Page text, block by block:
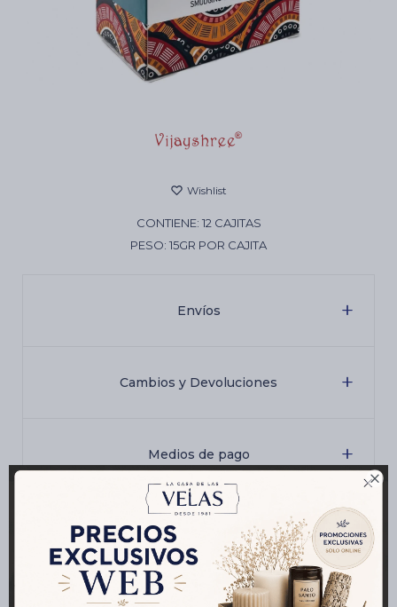

CONTIENE: 12 CAJITAS
PESO: 15GR POR CAJITA
Envíos
Cambios y Devoluciones
Medios de pago
Productos que te pueden interesar
Cartas de Tarot
Aromatizantes de ambientes